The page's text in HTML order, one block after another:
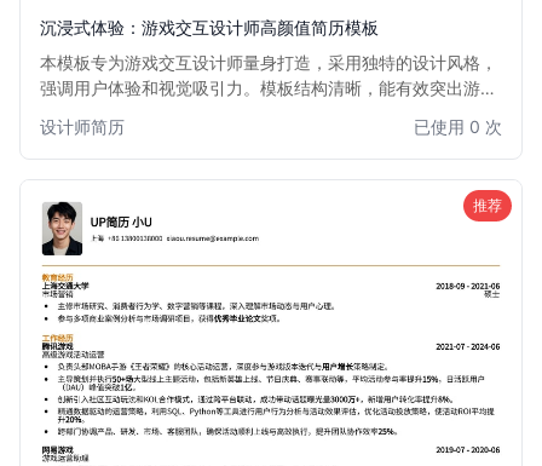
沉浸式体验：游戏交互设计师高颜值简历模板
本模板专为游戏交互设计师量身打造，采用独特的设计风格，
强调用户体验和视觉吸引力。模板结构清晰，能有效突出游戏
出，获得心仪的游戏行业职位。适用于对用户体验、游戏心理
学有深入理解的设计师。
设计师简历 已使用 0 次
推荐